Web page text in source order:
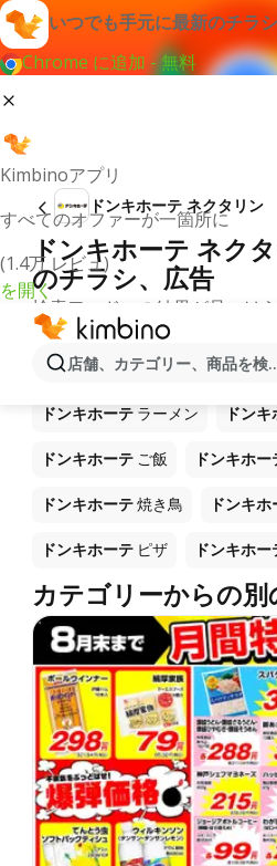
いつでも手元に最新のチラシ
Chrome に追加 - 無料
Kimbinoアプリ
すべてのオファーが一箇所に
(1.4万 レビュ)
を開く
店舗、カテゴリー、商品を検
ドンキホーテ ネクタリン
ドンキホーテ ネク
のチラシ、広告
検索ワードへの結果が見つけら
ショップ ドンキホ
他製品
ドンキホーテ ラーメン ドン
ドンキホーテ ご飯 ドンキホー
ドンキホーテ焼き鳥 ドンキホ
ドンキホーテ ピザ ドンキホー
カテゴリーからの別